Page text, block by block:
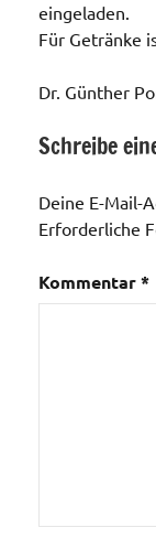
eingeladen.
Für Getränke
Dr. Günther
Schreibe
Deine E-Mail-
Erforderliche
Kommentar*